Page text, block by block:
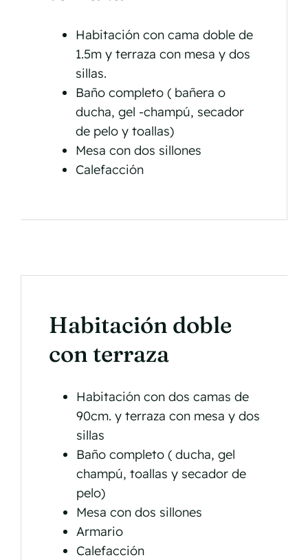
Habitación con cama doble de
1.5m y terraza con mesa y dos
sillas.
Baño completo ( bañera o
ducha, gel -champú, secador
de pelo y toallas)
Mesa con dos sillones
Calefacción
Habitación doble
con terraza
Habitación con dos camas de
90cm. y terraza con mesa y dos
sillas
Baño completo ( ducha, gel
champú, toallas y secador de
pelo)
Mesa con dos sillones
Armario
Calefacción